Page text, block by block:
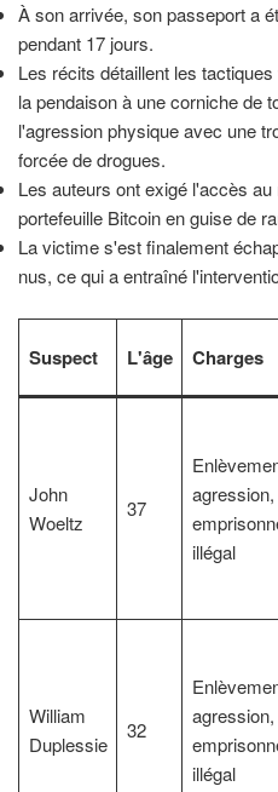
À son arrivée, son passeport a
pendant 17 jours.
Les récits détaillent les
la pendaison à une corniche de
l'agression physique avec une
forcée de drogues.
Les auteurs ont exigé l'accès
portefeuille Bitcoin en guise de
La victime s'est finalement
nus, ce qui a entraîné
Suspect L'âge Charges
John
Woeltz
37
agression,
illégal
William
Duplessie
32
agression,
illégal